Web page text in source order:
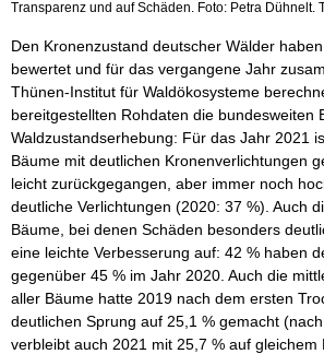
Transparenz und auf Schäden. Foto: Petra Dühnelt.
Den Kronenzustand deutscher Wälder
bewertet und für das vergangene Jahr
Thünen-Institut für Waldökosysteme
bereitgestellten Rohdaten die bundesweiten
Waldzustandserhebung: Für das Jahr 2021
Bäume mit deutlichen Kronenverlichtungen
leicht zurückgegangen, aber immer noch
deutliche Verlichtungen (2020: 37 %). Auch
Bäume, bei denen Schäden besonders
eine leichte Verbesserung auf: 42 % haben
gegenüber 45 % im Jahr 2020. Auch die
aller Bäume hatte 2019 nach dem ersten
deutlichen Sprung auf 25,1 % gemacht
verbleibt auch 2021 mit 25,7 % auf gleichem